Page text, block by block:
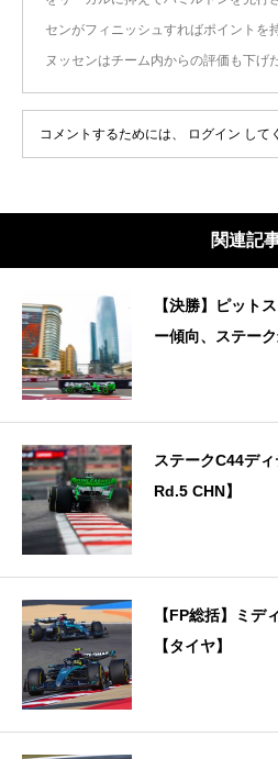
センがフィニッシュすればポイントを
ヌッセンはチーム内からの評価も下げ
コメントするためには、 ログイン して
関連記
【決勝】ピット
ー傾向、ステー
ステークC44デ
Rd.5 CHN】
【FP総括】ミデ
【タイヤ】